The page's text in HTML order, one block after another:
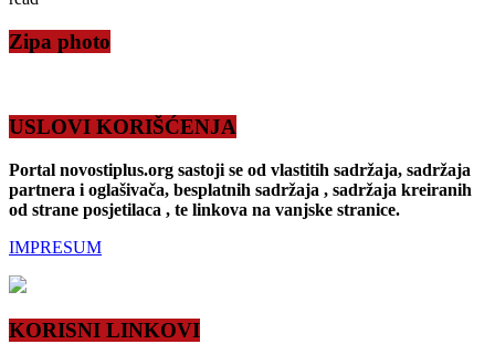
Zipa photo
USLOVI KORIŠĆENJA
Portal novostiplus.org sastoji se od vlastitih sadržaja, sadržaja
partnera i oglašivača, besplatnih sadržaja , sadržaja kreiranih
od strane posjetilaca , te linkova na vanjske stranice.
IMPRESUM
KORISNI LINKOVI